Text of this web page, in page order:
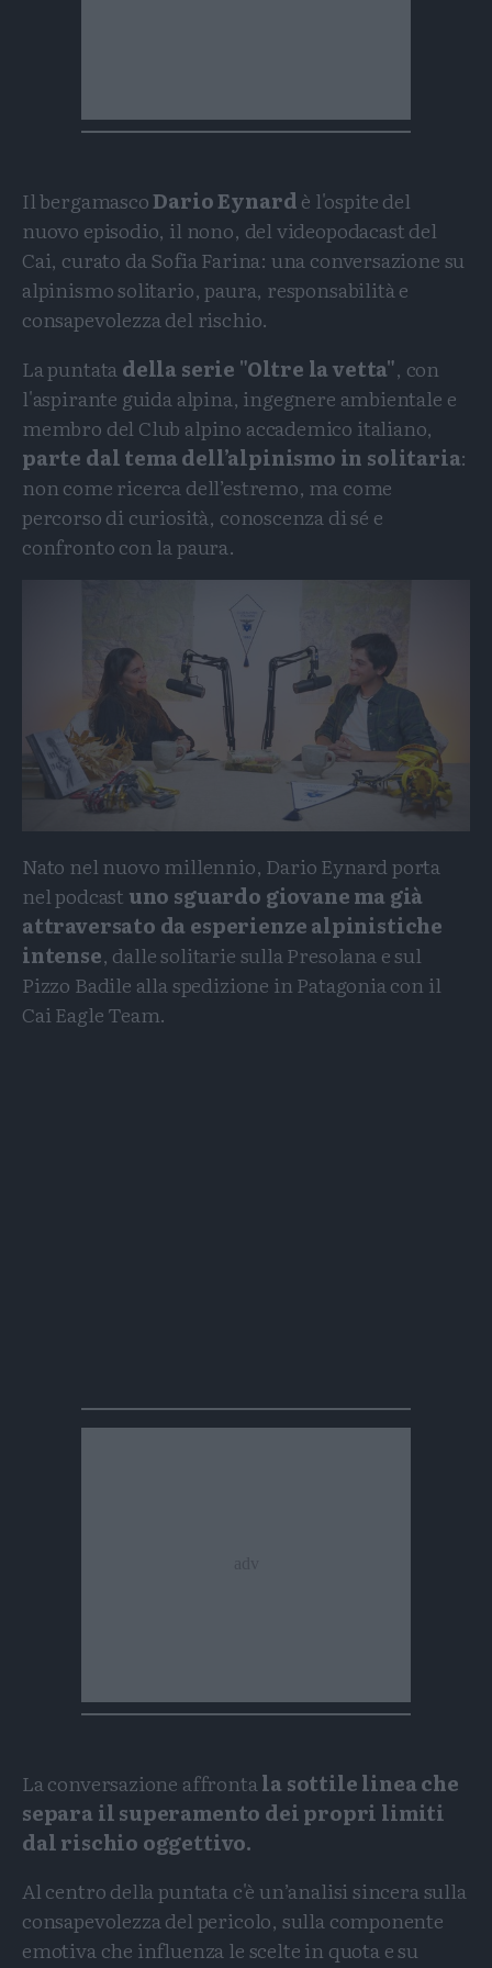
Il bergamascoDario Eynardè l'ospite del
nuovo episodio, il nono, del videopodacast del
Cai, curato da Sofia Farina: una conversazione su
alpinismo solitario, paura, responsabilità e
consapevolezza del rischio.
La puntatadella serie "Oltre la vetta", con
l'aspirante guida alpina, ingegnere ambientale e
membro del Club alpino accademico italiano,
parte dal tema dell’alpinismo in solitaria:
non come ricerca dell’estremo, ma come
percorso di curiosità, conoscenza di sé e
confronto con la paura.
Nato nel nuovo millennio, Dario Eynard porta
nel podcast uno sguardo giovane ma già
attraversato da esperienze alpinistiche
intense, dalle solitarie sulla Presolana e sul
Pizzo Badile alla spedizione in Patagonia con il
Cai Eagle Team.
La conversazione affrontala sottile linea che
separa il superamento dei propri limiti
dal rischio oggettivo.
Al centro della puntata c'è un’analisi sincera sulla
consapevolezza del pericolo, sulla componente
emotiva che influenza le scelte in quota e su